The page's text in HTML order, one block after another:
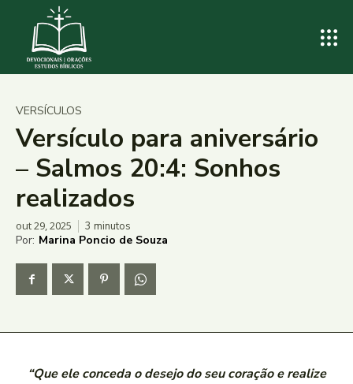
VERSÍCULOS
Versículo para aniversário
– Salmos 20:4: Sonhos
realizados
out 29, 2025 3 minutos
Por: Marina Poncio de Souza
“Que ele conceda o desejo do seu coração e realize